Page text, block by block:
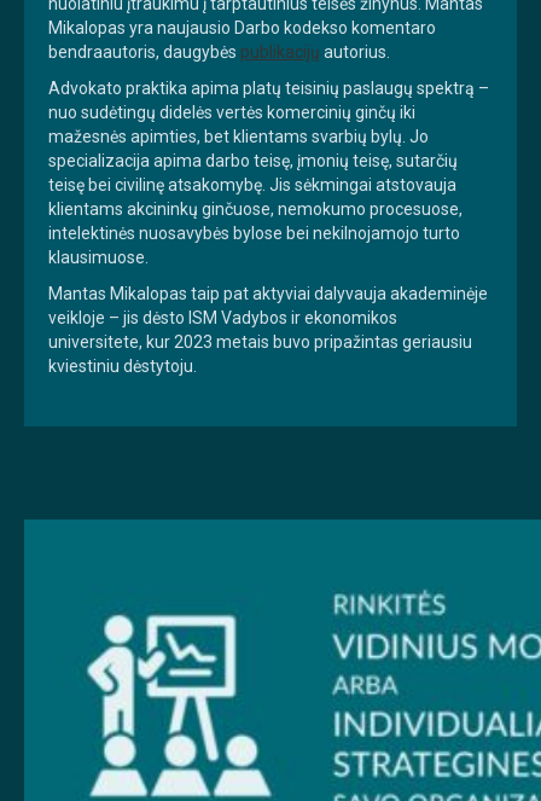
Mikalopas yra naujausio Darbo kodekso komentaro
bendraautoris, daugybės publikacijų autorius.
Advokato praktika apima platų teisinių paslaugų spektrą –
nuo sudėtingų didelės vertės komercinių ginčų iki
mažesnės apimties, bet klientams svarbių bylų. Jo
specializacija apima darbo teisę, įmonių teisę, sutarčių
teisę bei civilinę atsakomybę. Jis sėkmingai atstovauja
klientams akcininkų ginčuose, nemokumo procesuose,
intelektinės nuosavybės bylose bei nekilnojamojo turto
klausimuose.
Mantas Mikalopas taip pat aktyviai dalyvauja akademinėje
veikloje – jis dėsto ISM Vadybos ir ekonomikos
universitete, kur 2023 metais buvo pripažintas geriausiu
kviestiniu dėstytoju.